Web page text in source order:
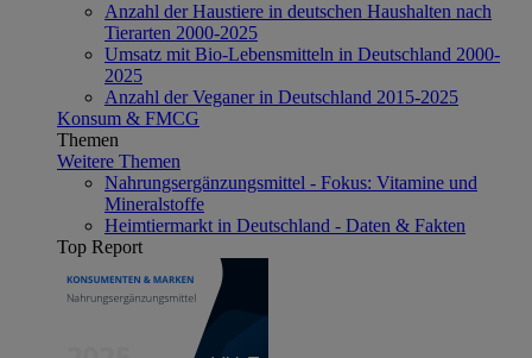
Anzahl der Haustiere in deutschen Haushalten nach
Tierarten 2000-2025
Umsatz mit Bio-Lebensmitteln in Deutschland 2000-
2025
Anzahl der Veganer in Deutschland 2015-2025
Konsum & FMCG
Themen
Weitere Themen
Nahrungsergänzungsmittel - Fokus: Vitamine und
Mineralstoffe
Heimtiermarkt in Deutschland - Daten & Fakten
Top Report